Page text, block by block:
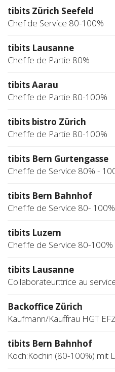
tibits Zürich Seefeld
Chef de Service 80-100%
tibits Lausanne
Chef:fe de Partie 80%
tibits Aarau
Chef:fe de Partie 80-100%
tibits bistro Zürich
Chef:fe de Partie 80-100%
tibits Bern Gurtengasse
Chef:fe de Service 80% -
tibits Bern Bahnhof
Chef:fe de Service 80- 100%
tibits Luzern
Chef:fe de Service 80-100%
tibits Lausanne
Collaborateur:trice au
Backoffice Zürich
Kaufmann/Kauffrau HGT
tibits Bern Bahnhof
Koch:Köchin (80-100%) mit